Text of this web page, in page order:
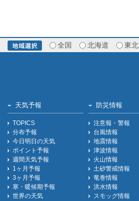
全国 北海道 東北
天気予報
TOPICS
分布予報
今日明日の天気
ポイント予報
週間天気予報
1ヶ月予報
3ヶ月予報
寒・暖候期予報
世界の天気
防災情報
注意報・警報
台風情報
地震情報
津波情報
火山情報
土砂警戒情報
竜巻情報
洪水情報
スモッグ情報